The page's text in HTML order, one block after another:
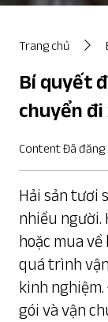
Trang chủ
Bí quyết
chuyển đi
Content Đã đăng
Hải sản tươi
nhiều người.
hoặc mua về
quá trình
kinh
gói và vận